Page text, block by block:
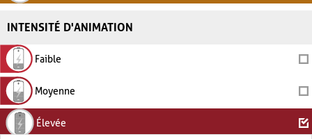
INTENSITÉ D'ANIMATION
Faible
Moyenne
Élevée